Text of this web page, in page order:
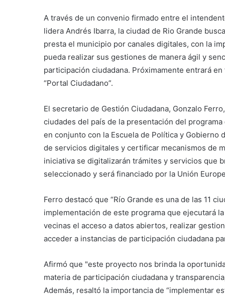
A través de un convenio firmado entre el
lidera Andrés Ibarra, la ciudad de Rio Grande
presta el municipio por canales digitales, con la
pueda realizar sus gestiones de manera ágil y
participación ciudadana. Próximamente entrará
“Portal Ciudadano”.
El secretario de Gestión Ciudadana, Gonzalo
ciudades del país de la presentación del
en conjunto con la Escuela de Política y Gobierno
de servicios digitales y certificar mecanismos de
iniciativa se digitalizarán trámites y servicios que
seleccionado y será financiado por la Unión
Ferro destacó que “Río Grande es una de las 11
implementación de este programa que ejecutará
vecinas el acceso a datos abiertos, realizar
acceder a instancias de participación ciudadana
Afirmó que "este proyecto nos brinda la
materia de participación ciudadana y
Además, resaltó la importancia de “implementar